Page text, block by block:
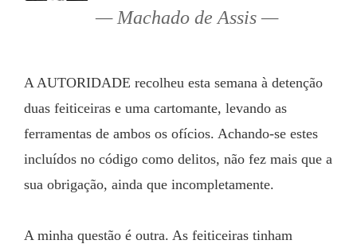
Machado de Assis
A AUTORIDADE recolheu esta semana à detenção
duas feiticeiras e uma cartomante, levando as
ferramentas de ambos os ofícios. Achando-se estes
incluídos no código como delitos, não fez mais que a
sua obrigação, ainda que incompletamente.
A minha questão é outra. As feiticeiras tinham